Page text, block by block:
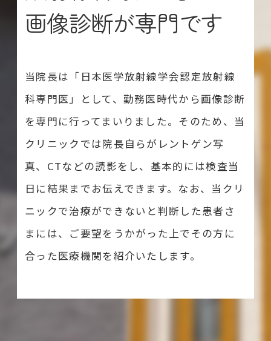
画像診断が専門です
当院長は「日本医学放射線学会認定放射線
科専門医」として、勤務医時代から画像診断
を専門に行ってまいりました。そのため、当
クリニックでは院長自らがレントゲン写
真、CTなどの読影をし、基本的には検査当
日に結果までお伝えできます。なお、当クリ
ニックで治療ができないと判断した患者さ
まには、ご要望をうかがった上でその方に
合った医療機関を紹介いたします。